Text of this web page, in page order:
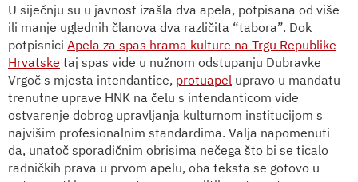
U siječnju su u javnost izašla dva apela, potpisana od više
ili manje uglednih članova dva različita “tabora”. Dok
potpisnici Apela za spas hrama kulture na Trgu Republike
Hrvatske taj spas vide u nužnom odstupanju Dubravke
Vrgoč s mjesta intendantice, protuapel upravo u mandatu
trenutne uprave HNK na čelu s intendanticom vide
ostvarenje dobrog upravljanja kulturnom institucijom s
najvišim profesionalnim standardima. Valja napomenuti
da, unatoč sporadičnim obrisima nečega što bi se ticalo
radničkih prava u prvom apelu, oba teksta se gotovo u